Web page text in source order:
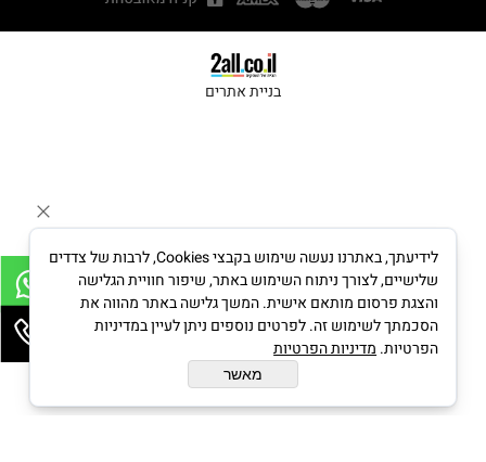
בניית אתרים
לידיעתך, באתרנו נעשה שימוש בקבצי Cookies, לרבות של צדדים
שלישיים, לצורך ניתוח השימוש באתר, שיפור חוויית הגלישה
והצגת פרסום מותאם אישית. המשך גלישה באתר מהווה את
הסכמתך לשימוש זה. לפרטים נוספים ניתן לעיין במדיניות
הפרטיות. מדיניות הפרטיות
מאשר